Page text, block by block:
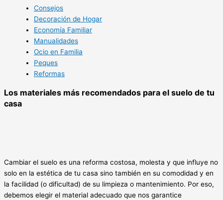
Consejos
Decoración de Hogar
Economía Familiar
Manualidades
Ocio en Familia
Peques
Reformas
Los materiales más recomendados para el suelo de tu
casa
Cambiar el suelo es una reforma costosa, molesta y que influye no
solo en la estética de tu casa sino también en su comodidad y en
la facilidad (o dificultad) de su limpieza o mantenimiento. Por eso,
debemos elegir el material adecuado que nos garantice